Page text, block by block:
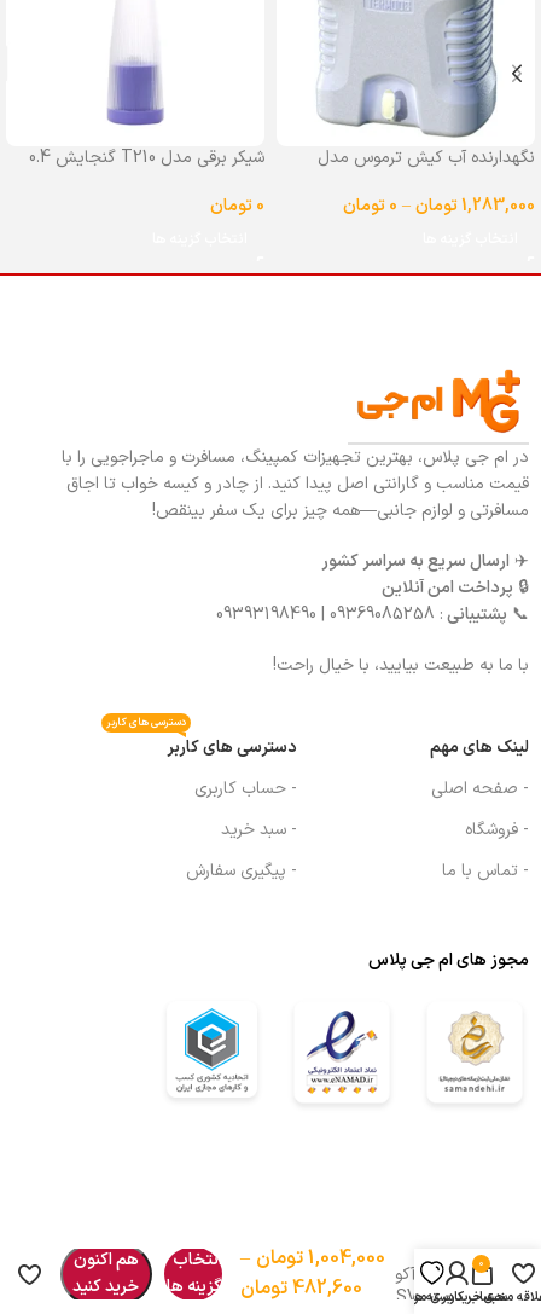
نگهدارنده آب کیش ترموس مدل
1,283,000تومان–
0تومان
شیکر برقی مدل T210 گنجایش 0.4
0تومان
در ام جی پلاس، بهترین تجهیزات کمپینگ، مسافرت و ماجراجویی را با
قیمت مناسب و گارانتی اصل پیدا کنید. از چادر و کیسه خواب تا اجاق
مسافرتی و لوازم جانبی—همه چیز برای یک سفر بینقص!
✈️ ارسال سریع به سراسر کشور
🔒 پرداخت امن آنلاین
📞 پشتیبانی: 09369085258 | 09393198490
با ما به طبیعت بیایید، با خیال راحت!
لینک های مهم
- صفحه اصلی
- فروشگاه
- تماس با ما
دسترسی های کاربر
دسترسی های کاربر
- حساب کاربری
- سبد خرید
- پیگیری سفارش
مجوز های ام جی پلاس
ورزشی آکو
مدل SV6
1,004,000تومان –
482,600تومان
انتخاب
گزینه ها
هم اکنون
خرید کنید
مندی
0
سبد خرید
حساب کاربری من
دسته ها